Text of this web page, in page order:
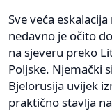
Sve veća
nedavno je očito
na sjeveru preko
Poljske. Njemački
Bjelorusija uvijek
praktično stavlja